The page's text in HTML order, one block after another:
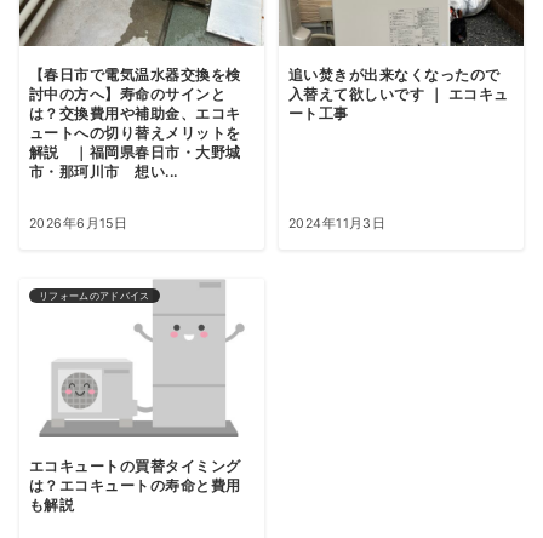
【春日市で電気温水器交換を検
討中の方へ】寿命のサインと
は？交換費用や補助金、エコキ
ュートへの切り替えメリットを
解説 ｜福岡県春日市・大野城
市・那珂川市 想い...
2026年6月15日
追い焚きが出来なくなったので
入替えて欲しいです ｜ エコキュ
ート工事
2024年11月3日
リフォームのアドバイス
エコキュートの買替タイミング
は？エコキュートの寿命と費用
も解説